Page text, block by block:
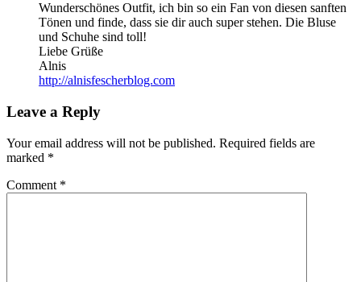
Wunderschönes Outfit, ich bin so ein Fan von diesen sanften
Tönen und finde, dass sie dir auch super stehen. Die Bluse
und Schuhe sind toll!
Liebe Grüße
Alnis
http://alnisfescherblog.com
Leave a Reply
Your email address will not be published. Required fields are
marked *
Comment *